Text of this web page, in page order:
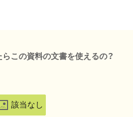
らこの資料の文書を使えるの？
該当なし